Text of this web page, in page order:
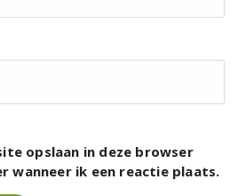
opslaan in deze browser
wanneer ik een reactie plaats.